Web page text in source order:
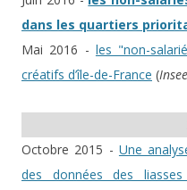
dans les quartiers
Mai 2016 - les "non-
créatifs d’île-de-France (
Octobre 2015 - Une
des données des